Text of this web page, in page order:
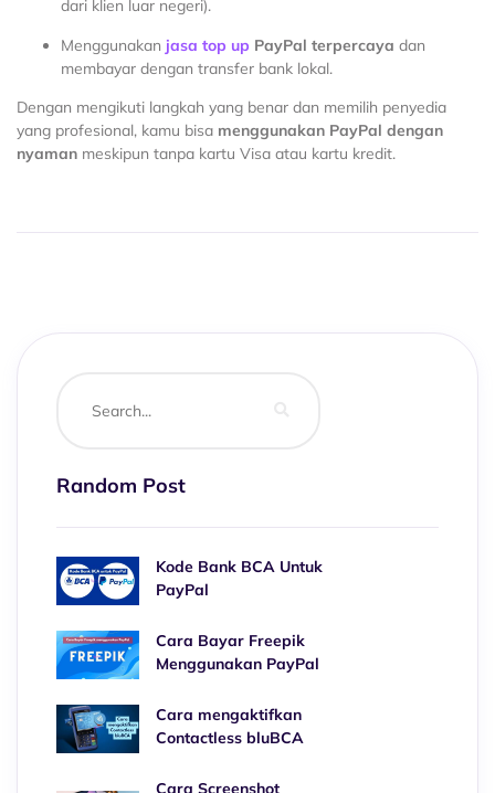
Random Post
Kode Bank BCA Untuk
PayPal
Cara Bayar Freepik
Menggunakan PayPal
Cara mengaktifkan
Contactless bluBCA
Cara Screenshot
dari klien luar negeri).
Menggunakan jasa top up PayPal terpercaya dan
membayar dengan transfer bank lokal.
Dengan mengikuti langkah yang benar dan memilih penyedia
yang profesional, kamu bisa menggunakan PayPal dengan
nyaman meskipun tanpa kartu Visa atau kartu kredit.